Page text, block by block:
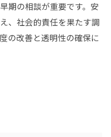
期の相談が重要です。安
、社会的責任を果たす調
の改善と透明性の確保に